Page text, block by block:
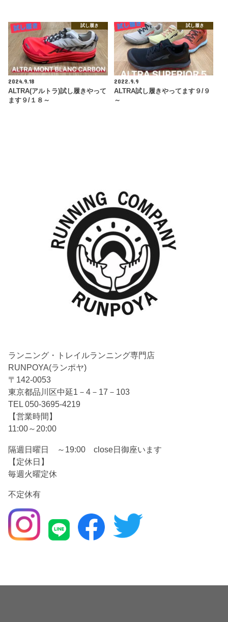
試し履き
2024.9.18
ALTRA(アルトラ)試し履きやって
ます９/１８～
試し履き
2022.9.9
ALTRA試し履きやってます９/９
～
ランニング・トレイルランニング専門店
RUNPOYA(ランポヤ)
〒142-0053
東京都品川区中延1－4－17－103
TEL 050-3695-4219
【営業時間】
11:00～20:00
隔週日曜日 ～19:00 close日御座います
【定休日】
毎週火曜定休
不定休有